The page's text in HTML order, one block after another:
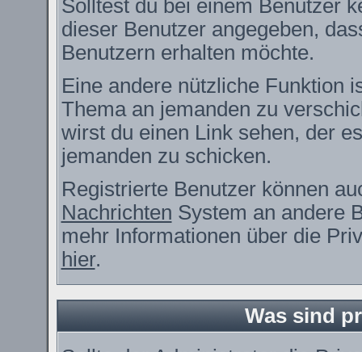
Solltest du bei einem Benutzer
dieser Benutzer angegeben,
Benutzern erhalten möchte.
Eine andere nützliche Funktion
Thema an jemanden zu
wirst du einen Link sehen, der
jemanden zu schicken.
Registrierte Benutzer können
Nachrichten System an andere
mehr Informationen über die
hier.
Was sind